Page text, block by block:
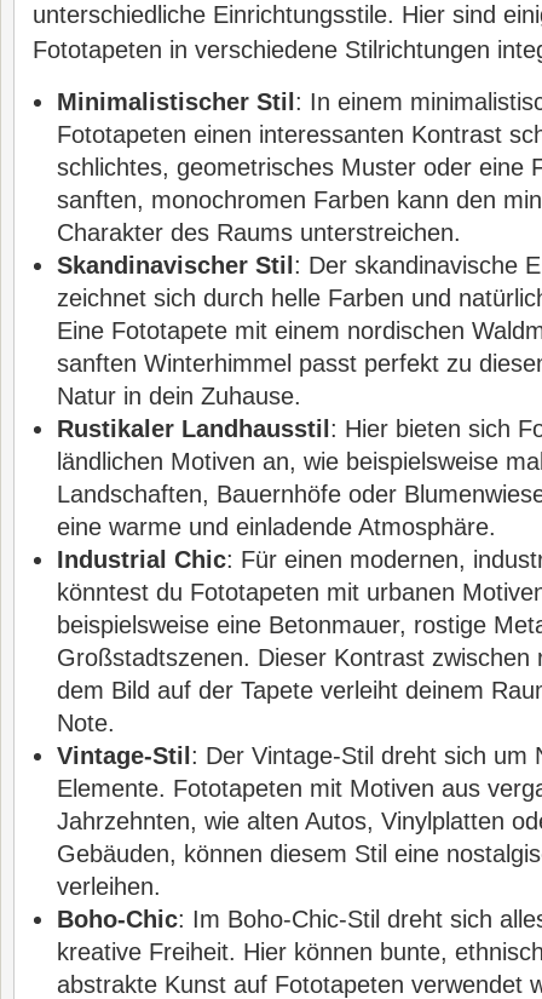
unterschiedliche Einrichtungsstile. Hier sind
Fototapeten in verschiedene Stilrichtungen
Minimalistischer Stil : In einem
Fototapeten einen interessanten Kontrast
schlichtes, geometrisches Muster oder eine
sanften, monochromen Farben kann den
Charakter des Raums unterstreichen.
Skandinavischer Stil : Der skandinavische
zeichnet sich durch helle Farben und
Eine Fototapete mit einem nordischen
sanften Winterhimmel passt perfekt zu
Natur in dein Zuhause.
Rustikaler Landhausstil : Hier bieten sich
ländlichen Motiven an, wie beispielsweise
Landschaften, Bauernhöfe oder
eine warme und einladende Atmosphäre.
Industrial Chic: Für einen modernen,
könntest du Fototapeten mit urbanen
beispielsweise eine Betonmauer, rostige
Großstadtszenen. Dieser Kontrast zwischen
dem Bild auf der Tapete verleiht deinem
Note.
Vintage-Stil : Der Vintage-Stil dreht sich um
Elemente. Fototapeten mit Motiven aus
Jahrzehnten, wie alten Autos, Vinylplatten
Gebäuden, können diesem Stil eine
verleihen.
Boho-Chic: Im Boho-Chic-Stil dreht sich
kreative Freiheit. Hier können bunte,
abstrakte Kunst auf Fototapeten verwendet